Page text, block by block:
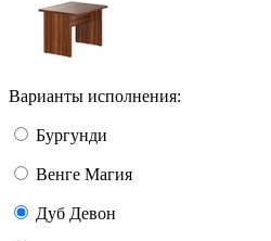
Варианты исполнения:
Бургунди
Венге Магия
Дуб Девон